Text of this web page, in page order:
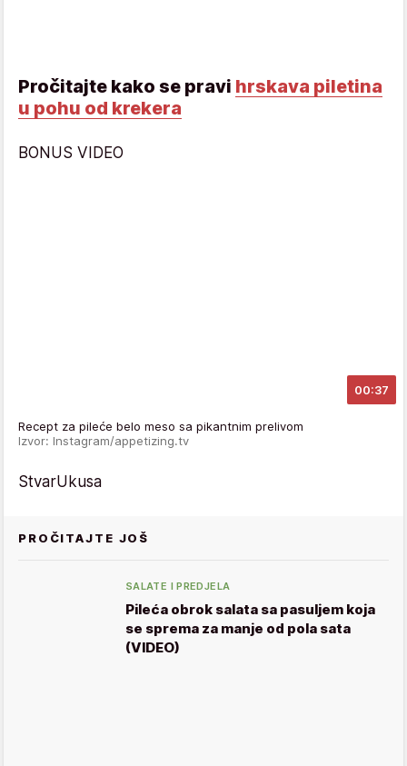
Pročitajte kako se pravi hrskava piletina
u pohu od krekera
BONUS VIDEO
00:37
Recept za pileće belo meso sa pikantnim prelivom
Izvor: Instagram/appetizing.tv
StvarUkusa
PROČITAJTE JOŠ
SALATE I PREDJELA
Pileća obrok salata sa pasuljem koja
se sprema za manje od pola sata
(VIDEO)